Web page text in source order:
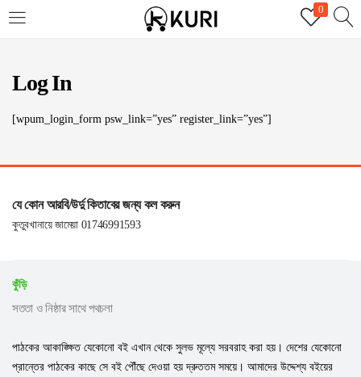
0
REGISTER
Remember me
Log In
[wpum_login_form psw_link=”yes” register_link=”yes”]
যে কোন আরবি/উর্দু কিতাবের জন্য কল করুন
কুতুবখানায়ে জামেয়া 01746991593
কুঁড়ি
সততা ও নিষ্ঠার সাথে পথচলা
পাঠকের আকাঙ্ক্ষিত যেকোনো বই এখান থেকে সুলভ মূল্যে সরবরাহ করা হয়। দেশের যেকোনো
প্রান্তের পাঠকের কাছে সে বই পৌঁছে দেওয়া হয় দ্রুততম সময়ে। আমাদের উদ্দেশ্য বইয়ের